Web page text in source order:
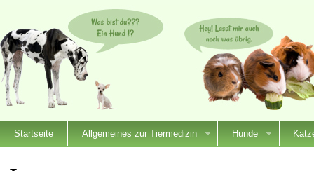
Startseite Allgemeines zur Tiermedizin Hunde